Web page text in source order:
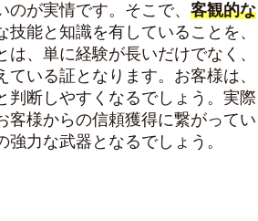
が実情です。そこで、 客観的な
能と知識を有していることを、
、単に経験が長いだけでなく、
いる証となります。お客様は、
判断しやすくなるでしょう。実際
客様からの信頼獲得に繋がってい
力な武器となるでしょう。